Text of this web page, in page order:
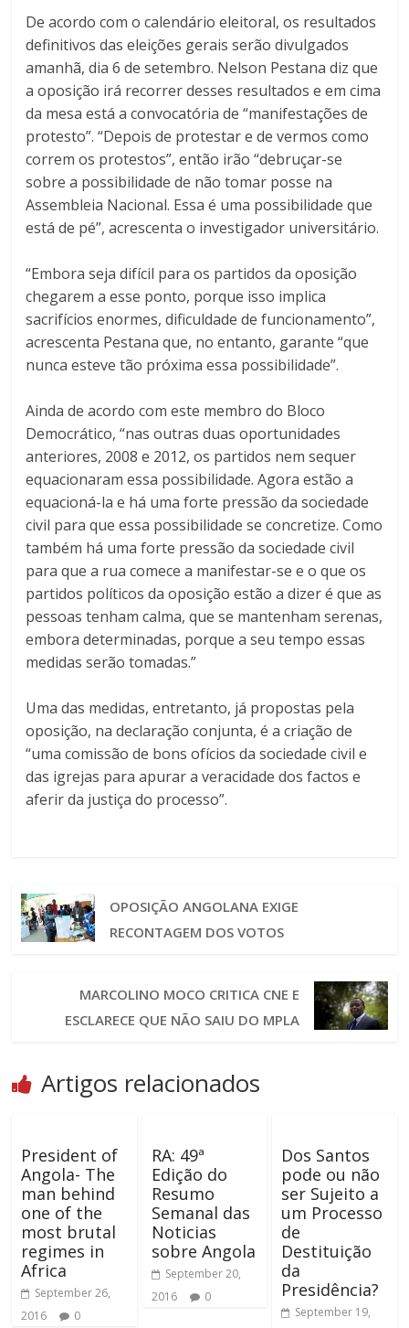
De acordo com o calendário eleitoral, os resultados
definitivos das eleições gerais serão divulgados
amanhã, dia 6 de setembro. Nelson Pestana diz que
a oposição irá recorrer desses resultados e em cima
da mesa está a convocatória de “manifestações de
protesto”. “Depois de protestar e de vermos como
correm os protestos”, então irão “debruçar-se
sobre a possibilidade de não tomar posse na
Assembleia Nacional. Essa é uma possibilidade que
está de pé”, acrescenta o investigador universitário.
“Embora seja difícil para os partidos da oposição
chegarem a esse ponto, porque isso implica
sacrifícios enormes, dificuldade de funcionamento”,
acrescenta Pestana que, no entanto, garante “que
nunca esteve tão próxima essa possibilidade”.
Ainda de acordo com este membro do Bloco
Democrático, “nas outras duas oportunidades
anteriores, 2008 e 2012, os partidos nem sequer
equacionaram essa possibilidade. Agora estão a
equacioná-la e há uma forte pressão da sociedade
civil para que essa possibilidade se concretize. Como
também há uma forte pressão da sociedade civil
para que a rua comece a manifestar-se e o que os
partidos políticos da oposição estão a dizer é que as
pessoas tenham calma, que se mantenham serenas,
embora determinadas, porque a seu tempo essas
medidas serão tomadas.”
Uma das medidas, entretanto, já propostas pela
oposição, na declaração conjunta, é a criação de
“uma comissão de bons ofícios da sociedade civil e
das igrejas para apurar a veracidade dos factos e
aferir da justiça do processo”.
OPOSIÇÃO ANGOLANA EXIGE
RECONTAGEM DOS VOTOS
MARCOLINO MOCO CRITICA CNE E
ESCLARECE QUE NÃO SAIU DO MPLA
Artigos relacionados
President of
Angola- The
man behind
one of the
most brutal
regimes in
Africa
September 26,
2016
0
RA: 49ª
Edição do
Resumo
Semanal das
Noticias
sobre Angola
September 20,
2016
0
Dos Santos
pode ou não
ser Sujeito a
um Processo
de
Destituição
da
Presidência?
September 19,